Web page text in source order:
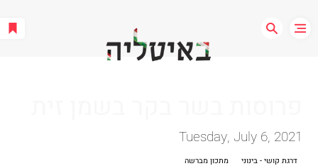
Tuesday, July 6, 2021
דרגת קושי - בינוני מתכון מברשה